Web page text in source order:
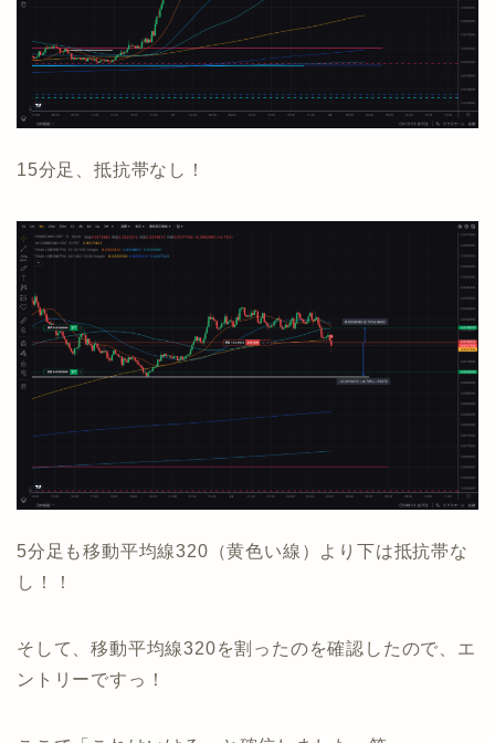
15分足、抵抗帯なし！
5分足も移動平均線320（黄色い線）より下は抵抗帯な
し！！
そして、移動平均線320を割ったのを確認したので、エ
ントリーですっ！